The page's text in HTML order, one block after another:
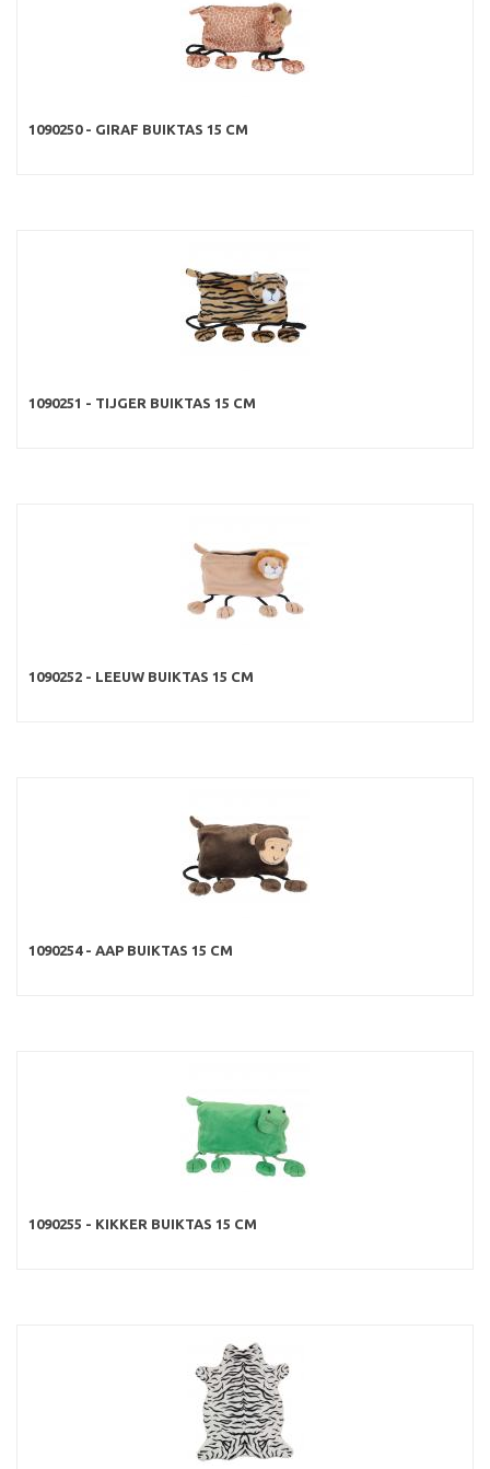
1090250 - GIRAF BUIKTAS 15 CM
1090251 - TIJGER BUIKTAS 15 CM
1090252 - LEEUW BUIKTAS 15 CM
1090254 - AAP BUIKTAS 15 CM
1090255 - KIKKER BUIKTAS 15 CM